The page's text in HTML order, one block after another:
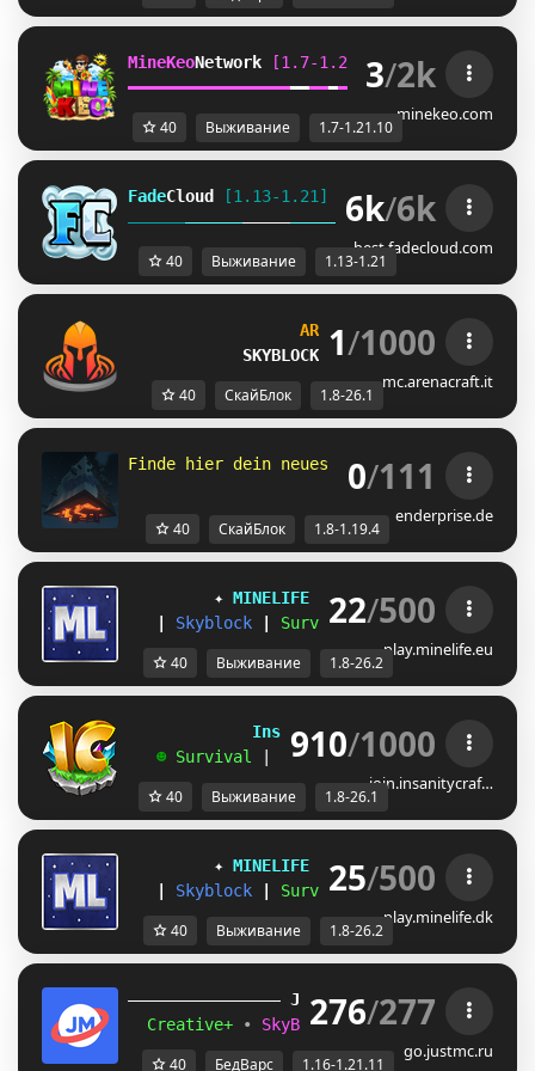
MineKeoNetwork [1.7-1.21.10] TOWNY
━━━━━━━━━━━━━━━━━━━━━━━ SKYBLOCK
3/2k
minekeo.com
40 Выживание 1.7-1.21.10
FadeCloud [1.13-1.21] PRISON GENS
6k/6k
best.fadecloud.com
40 Выживание 1.13-1.21
ARENA CRAFT [1.8-26.1]
SKYBLOCK
» ѕᴄᴀʟᴀ ʟᴀ /is top
1/1000
mc.arenacraft.it
40 СкайБлок 1.8-26.1
Finde hier dein neues Zuhause - ۩ 0/111
enderprise.de
40 СкайБлок 1.8-1.19.4
✦ MINELIFE [1.8 - 26.2]
Skyblock Survival | Prison
22/500
play.minelife.eu
40 Выживание 1.8-26.2
InsanityCraft || 1.8 - 26.1
☻ Survival Factions | Skyblock
910/1000
join.insanitycraf…
40 Выживание 1.8-26.1
✦ MINELIFE [1.8 - 26.2]
Skyblock Survival | Prison
25/500
play.minelife.dk
40 Выживание 1.8-26.2
JUSTMC (1.16 – 1.21.11)
Creative+
• SkyBlockTech • LuckyWars
276/277
go.justmc.ru
40 БедВарс 1.16-1.21.11